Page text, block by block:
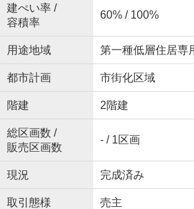
建ぺい率 /
容積率
60% / 100%
用途地域 第一種低層住居専
都市計画 市街化区域
階建 2階建
総区画数 /
販売区画数
- / 1区画
現況 完成済み
取引態様 売主